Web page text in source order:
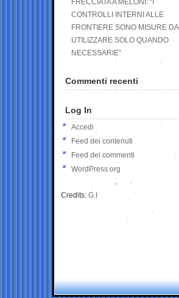
FRECCIATA A MELONI: “I
CONTROLLI INTERNI ALLE
FRONTIERE SONO MISURE DA
UTILIZZARE SOLO QUANDO
NECESSARIE”
Commenti recenti
Log In
Accedi
Feed dei contenuti
Feed dei commenti
WordPress.org
Credits: G.I